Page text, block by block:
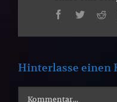
Facebook
Twitter
Hinterlasse einen